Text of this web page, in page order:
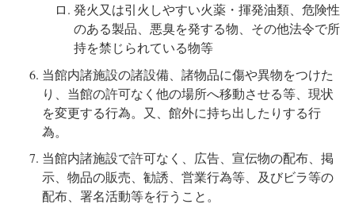
発火又は引火しやすい火薬・揮発油類、危険性
のある製品、悪臭を発する物、その他法令で所
持を禁じられている物等
当館内諸施設の諸設備、諸物品に傷や異物をつけた
り、当館の許可なく他の場所へ移動させる等、現状
を変更する行為。又、館外に持ち出したりする行
為。
当館内諸施設で許可なく、広告、宣伝物の配布、掲
示、物品の販売、勧誘、営業行為等、及びビラ等の
配布、署名活動等を行うこと。